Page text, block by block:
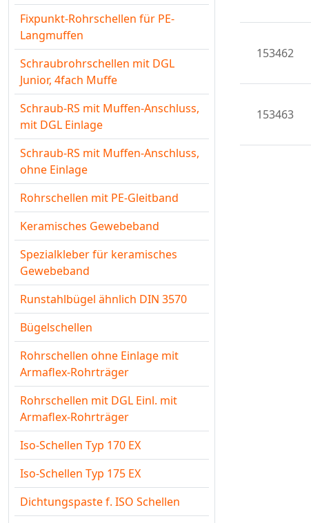
Fixpunkt-Rohrschellen für PE-
Langmuffen
Schraubrohrschellen mit DGL
Junior, 4fach Muffe
Schraub-RS mit Muffen-Anschluss,
mit DGL Einlage
Schraub-RS mit Muffen-Anschluss,
ohne Einlage
Rohrschellen mit PE-Gleitband
Keramisches Gewebeband
Spezialkleber für keramisches
Gewebeband
Runstahlbügel ähnlich DIN 3570
Bügelschellen
Rohrschellen ohne Einlage mit
Armaflex-Rohrträger
Rohrschellen mit DGL Einl. mit
Armaflex-Rohrträger
Iso-Schellen Typ 170 EX
Iso-Schellen Typ 175 EX
Dichtungspaste f. ISO Schellen
153462
153463